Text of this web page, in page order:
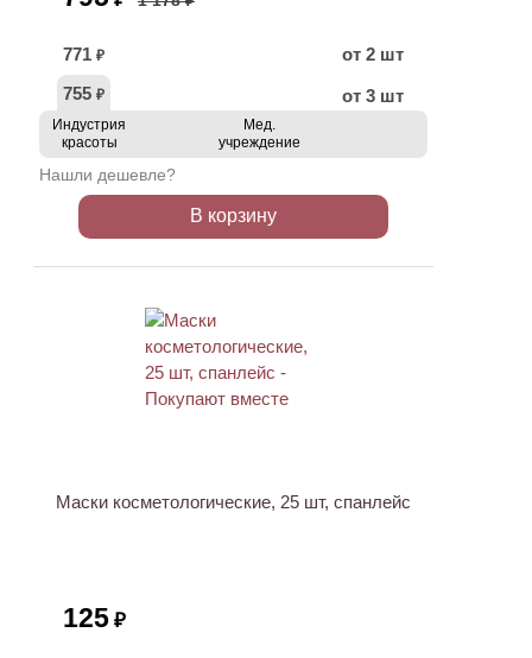
771 ₽
от 2 шт
755 ₽ от 3 шт
Индустрия
красоты
Мед.
учреждение
Нашли дешевле?
В корзину
Маски косметологические, 25 шт, спанлейс
125 ₽